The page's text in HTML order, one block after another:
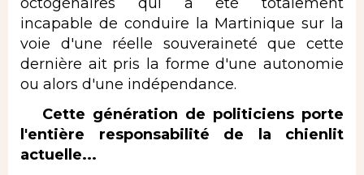
incapable de conduire la Martinique sur la
voie d'une réelle souveraineté que cette
dernière ait pris la forme d'une autonomie
ou alors d'une indépendance.
Cette génération de politiciens porte
l'entière responsabilité de la chienlit
actuelle...